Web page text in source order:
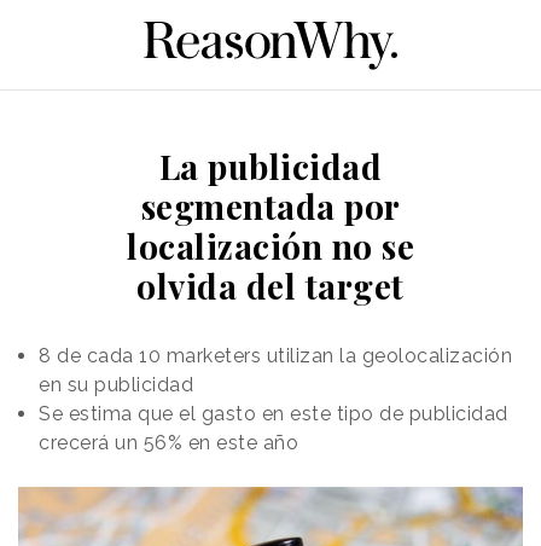
La publicidad
segmentada por
localización no se
olvida del target
8 de cada 10 marketers utilizan la geolocalización
en su publicidad
Se estima que el gasto en este tipo de publicidad
crecerá un 56% en este año